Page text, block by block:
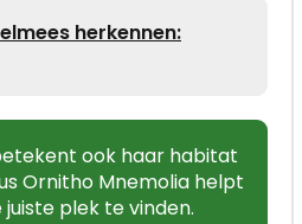
herkennen:
ook haar habitat
Ornitho Mnemolia helpt
plek te vinden.